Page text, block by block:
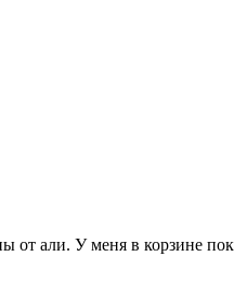
али. У меня в корзине